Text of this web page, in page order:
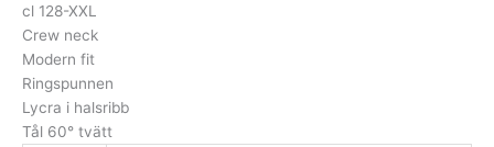
cl 128-XXL
Crew neck
Modern fit
Ringspunnen
Lycra i halsribb
Tål 60° tvätt